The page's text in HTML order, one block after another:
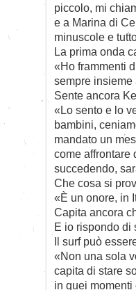
piccolo, mi
e a Marina di
minuscole e
La prima onda
«Ho frammenti
sempre insieme
Sente ancora
«Lo sento e lo
bambini,
mandato un
come affrontare
succedendo,
Che cosa si
«È un onore, in
Capita ancora
E io rispondo di
Il surf può
«Non una sola
capita di stare
in quei momenti